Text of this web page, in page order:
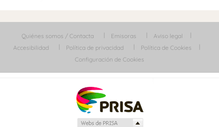
Quiénes somos / Contacta Emisoras
Aviso legal
Accesibilidad
Política de privacidad
Política de Cookies
Configuración de Cookies